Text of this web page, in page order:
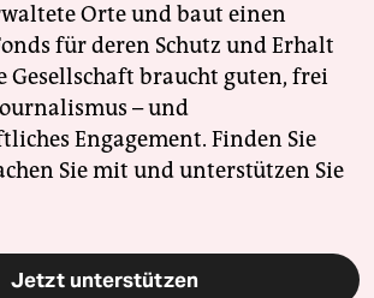
Orte und baut einen
für deren Schutz und Erhalt
Gesellschaft braucht guten, frei
– und
Engagement. Finden Sie
Sie mit und unterstützen Sie
Jetzt unterstützen